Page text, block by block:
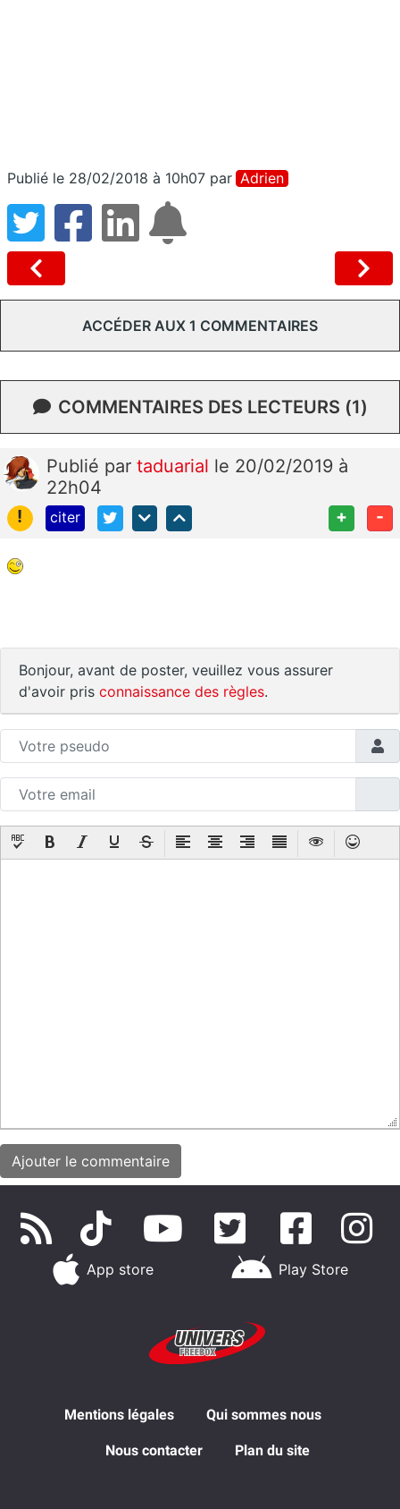
Publié le 28/02/2018 à 10h07 par Adrien
ACCÉDER AUX 1 COMMENTAIRES
COMMENTAIRES DES LECTEURS (1)
Publié par taduarial le 20/02/2019 à
22h04
!
citer + -
Bonjour, avant de poster, veuillez vous assurer
d'avoir pris connaissance des règles.
App store Play Store
Mentions légales Qui sommes nous
Nous contacter Plan du site